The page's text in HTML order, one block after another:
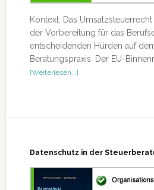
Kontext: Das
der Vorbereitung für das
entscheidenden Hürden auf
Beratungspraxis. Der EU-
[Weiterlesen...]ÜberSpezialwissen
Datenschutz in der